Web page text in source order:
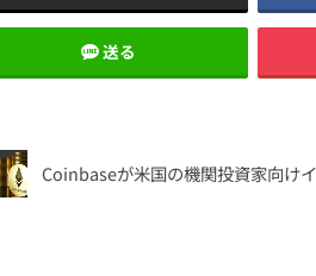
送る
Coinbaseが米国の機関投資家向け